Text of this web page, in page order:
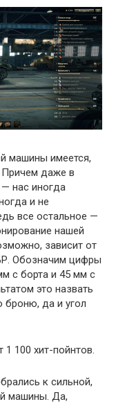
машины имеется,
Причем даже в
— нас иногда
и не
все остальное —
нашей
зависит от
Обозначим цифры
с борта и 45 мм с
это назвать
броню, да и угол
100 хит-пойнтов.
к сильной,
машины. Да,